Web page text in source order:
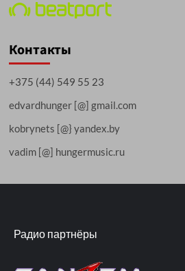
Контакты
+375 (44) 549 55 23
edvardhunger [@] gmail.com
kobrynets [@} yandex.by
vadim [@] hungermusic.ru
Радио партнёры